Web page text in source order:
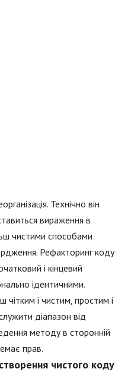
Технічно він
вираження в
чистими способами
Рефакторинг коду
і кінцевий
ідентичними.
чітким і чистим, простим і
діапазон від
методу в сторонній
прав.
чистого коду